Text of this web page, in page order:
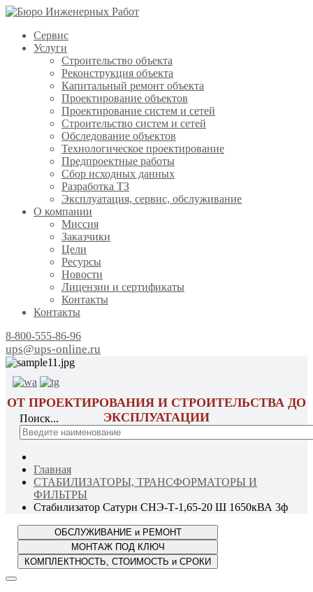
Сервис
Услуги
Строительство объекта
Реконструкция объекта
Капитальный ремонт объекта
Проектирование объектов
Проектирование систем и сетей
Строительство систем и сетей
Обследование объектов
Технологическое проектирование
Предпроектные работы
Сбор исходных данных
Разработка ТЗ
Эксплуатация, сервис, обслуживание
О компании
Миссия
Заказчики
Цели
Ресурсы
Новости
Лицензии и сертификаты
Контакты
Контакты
8-800-555-86-96
ups@ups-online.ru
ОТ ПРОЕКТИРОВАНИЯ И СТРОИТЕЛЬСТВА ДО
ЭКСПЛУАТАЦИИ
Поиск...
Главная
СТАБИЛИЗАТОРЫ, ТРАНСФОРМАТОРЫ И
ФИЛЬТРЫ
Стабилизатор Сатурн СНЭ-Т-1,65-20 Ш 1650кВА 3ф